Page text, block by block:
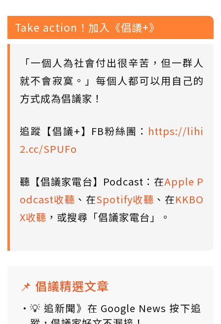
Take action！加入《倡議+》
「一個人為社會付出很辛苦，但一群人
就不會寂寞。」每個人都可以用自己的
方式成為倡議家！
追蹤【倡議+】FB粉絲團： https://lihi
2.cc/SPUFo
聽【倡議家電台】Podcast：在Apple P
odcast收聽 、在Spotify收聽 、在KKBO
X收聽 ，或搜尋「倡議家電台」。
📌 倡議精選文章
💡 追新聞》在 Google News 按下追